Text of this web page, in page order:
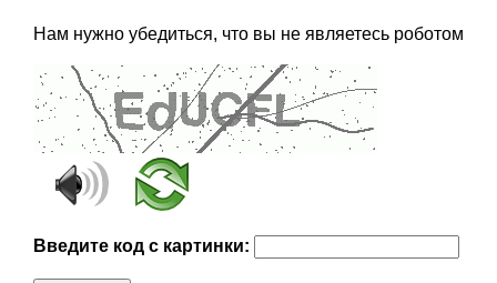
Нам нужно убедиться, что вы не являетесь роботом
Введите код с картинки: